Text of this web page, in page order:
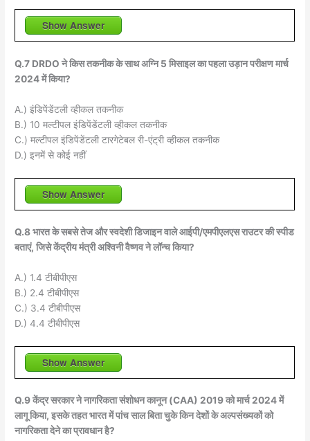
Show Answer
Q.7 DRDO ने किस तकनीक के साथ अग्नि 5 मिसाइल का पहला उड़ान परीक्षण मार्च
2024 में किया?
A.) इंडिपेंडेंटली व्हीकल तकनीक
B.) 10 मल्टीपल इंडिपेंडेंटली व्हीकल तकनीक
C.) मल्टीपल इंडिपेंडेंटली टारगेटेबल री-एंट्री व्हीकल तकनीक
D.) इनमें से कोई नहीं
Show Answer
Q.8 भारत के सबसे तेज और स्वदेशी डिजाइन वाले आईपी/एमपीएलएस राउटर की स्पीड
बताएं, जिसे केंद्रीय मंत्री अश्विनी वैष्णव ने लॉन्च किया?
A.) 1.4 टीबीपीएस
B.) 2.4 टीबीपीएस
C.) 3.4 टीबीपीएस
D.) 4.4 टीबीपीएस
Show Answer
Q.9 केंद्र सरकार ने नागरिकता संशोधन कानून (CAA) 2019 को मार्च 2024 में
लागू किया, इसके तहत भारत में पांच साल बिता चुके किन देशों के अल्पसंख्यकों को
नागरिकता देने का प्रावधान है?